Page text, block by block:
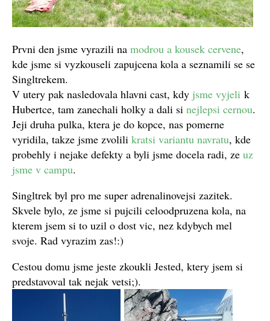
Prvni den jsme vyrazili na modrou a kousek cervene,
kde jsme si vyzkouseli zapujcena kola a seznamili se se
Singltrekem.
V utery pak nasledovala hlavni cast, kdy jsme vyjeli k
Hubertce, tam zanechali holky a dali si nejlepsi cernou.
Jeji druha pulka, ktera je do kopce, nas pomerne
vyridila, takze jsme zvolili kratsi variantu navratu, kde
probehly i nejake defekty a byli jsme docela radi, ze uz
jsme v campu.
Singltrek byl pro me super adrenalinovejsi zazitek.
Skvele bylo, ze jsme si pujcili celoodpruzena kola, na
kterem jsem si to uzil o dost vic, nez kdybych mel
svoje. Rad vyrazim zas!:)
Cestou domu jsme jeste zkoukli Jested, ktery jsem si
predstavoval tak nejak vetsi;).